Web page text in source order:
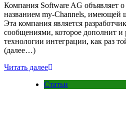
Компания Software AG объявляет
названием my-Channels, имеющей
Эта компания является
сообщениями, которое дополнит
технологии интеграции, как раз
(далее…)
Читать далее
Статьи